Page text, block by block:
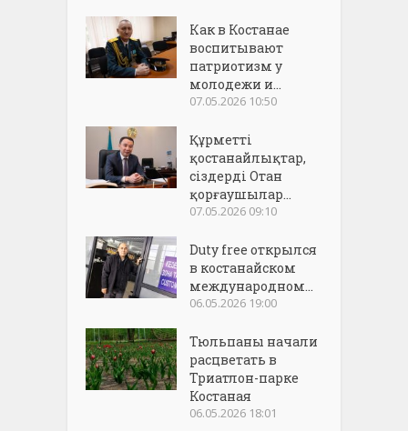
Как в Костанае
воспитывают
патриотизм у
молодежи и...
07.05.2026 10:50
Құрметті
қостанайлықтар,
сіздерді Отан
қорғаушылар...
07.05.2026 09:10
Duty free открылся
в костанайском
международном...
06.05.2026 19:00
Тюльпаны начали
расцветать в
Триатлон-парке
Костаная
06.05.2026 18:01